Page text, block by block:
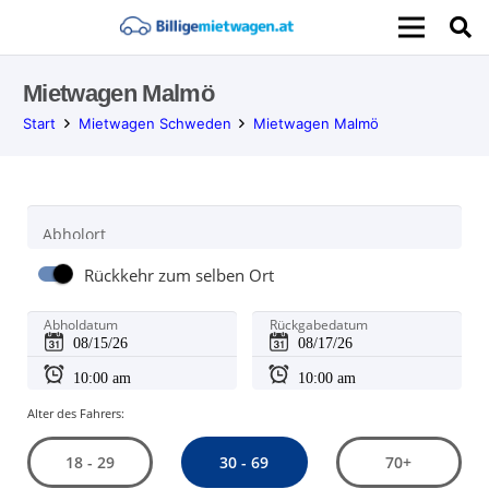
Mietwagen Malmö
Start Mietwagen Schweden Mietwagen Malmö
Abholort
Rückkehr zum selben Ort
Abholdatum Rückgabedatum
Alter des Fahrers:
18 - 29 30 - 69 70+